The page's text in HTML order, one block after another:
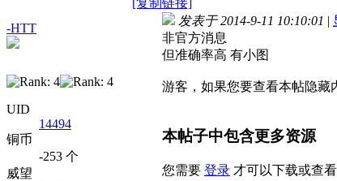
-HTT
UID
14494
铜币
-253 个
威望
发表于 2014-9-11 10:10:01 |
非官方消息
但准确率高 有小图
游客，如果您要查看本帖隐藏
本帖子中包含更多资源
您需要 登录 才可以下载或查